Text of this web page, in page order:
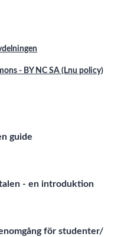
guide
- en introduktion
för studenter/
- BY NC SA (Lnu policy)